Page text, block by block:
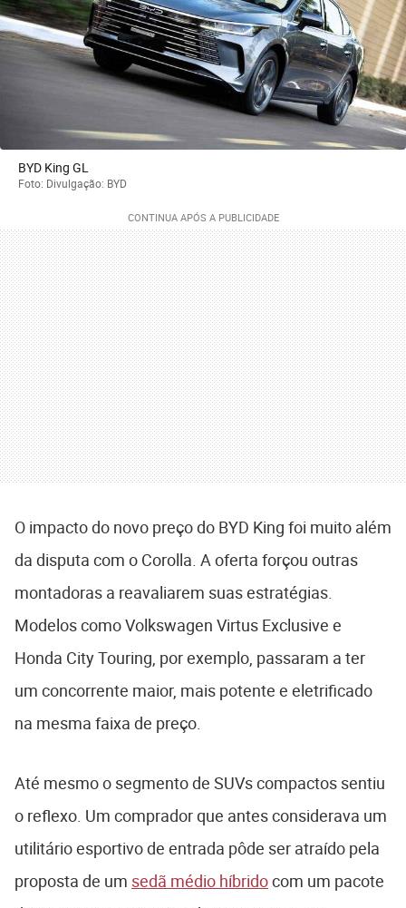
BYD King GL
Foto: Divulgação: BYD
O impacto do novo preço do BYD King foi muito além
da disputa com o Corolla. A oferta forçou outras
montadoras a reavaliarem suas estratégias.
Modelos como Volkswagen Virtus Exclusive e
Honda City Touring, por exemplo, passaram a ter
um concorrente maior, mais potente e eletrificado
na mesma faixa de preço.
Até mesmo o segmento de SUVs compactos sentiu
o reflexo. Um comprador que antes considerava um
utilitário esportivo de entrada pôde ser atraído pela
proposta de um sedã médio híbridocom um pacote